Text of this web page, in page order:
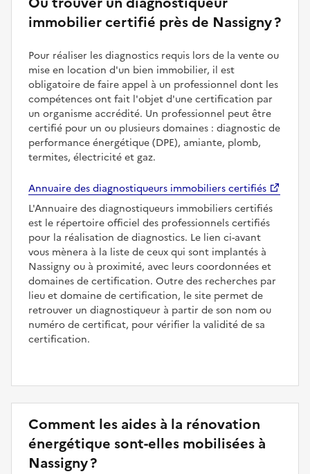
immobilier certifié près de Nassigny ?
Pour réaliser les diagnostics requis lors de la vente ou
mise en location d'un bien immobilier, il est
obligatoire de faire appel à un professionnel dont les
compétences ont fait l'objet d'une certification par
un organisme accrédité. Un professionnel peut être
certifié pour un ou plusieurs domaines : diagnostic de
performance énergétique (DPE), amiante, plomb,
termites, électricité et gaz.
Annuaire des diagnostiqueurs immobiliers certifiés
L'Annuaire des diagnostiqueurs immobiliers certifiés
est le répertoire officiel des professionnels certifiés
pour la réalisation de diagnostics. Le lien ci-avant
vous mènera à la liste de ceux qui sont implantés à
Nassigny ou à proximité, avec leurs coordonnées et
domaines de certification. Outre des recherches par
lieu et domaine de certification, le site permet de
retrouver un diagnostiqueur à partir de son nom ou
numéro de certificat, pour vérifier la validité de sa
certification.
Comment les aides à la rénovation
énergétique sont-elles mobilisées à
Nassigny ?